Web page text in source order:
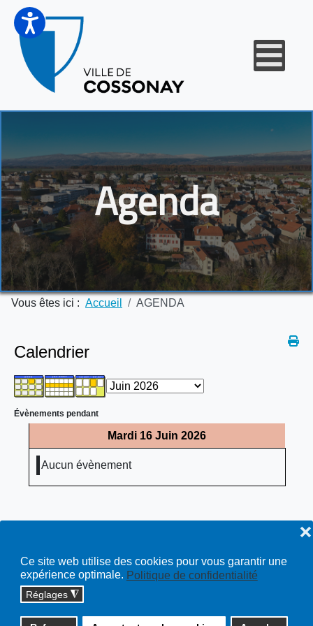
Ce site web utilise des cookies pour vous garantir une
expérience optimale. Politique de confidentialité
Réglages ◮
❌
Agenda
Vous êtes ici : Accueil AGENDA
Calendrier
Évènements pendant
Mardi 16 Juin 2026
Aucun évènement
Copyright © 2026 cossonay.ch - tous droits réservés | site :